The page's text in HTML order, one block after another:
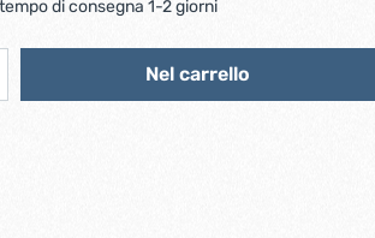
di consegna 1-2 giorni
Nel carrello